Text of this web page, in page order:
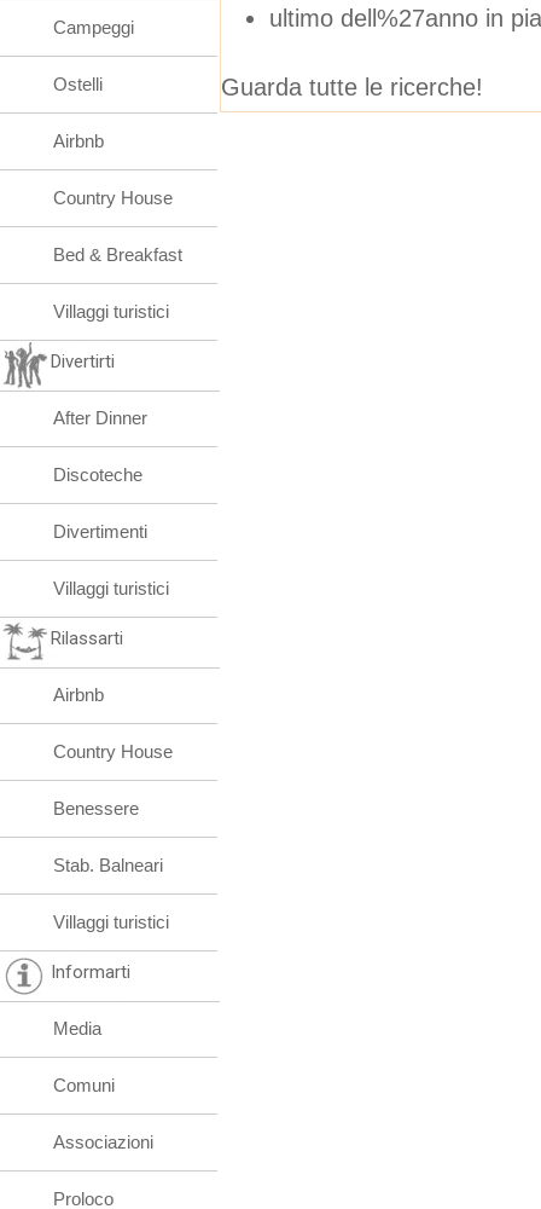
ultimo dell%27anno in
Guarda tutte le ricerche!
Campeggi
Ostelli
Airbnb
Country House
Bed & Breakfast
Villaggi turistici
Divertirti
After Dinner
Discoteche
Divertimenti
Villaggi turistici
Rilassarti
Airbnb
Country House
Benessere
Stab. Balneari
Villaggi turistici
Informarti
Media
Comuni
Associazioni
Proloco